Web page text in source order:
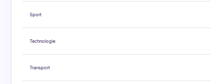
Sport
Technologie
Transport